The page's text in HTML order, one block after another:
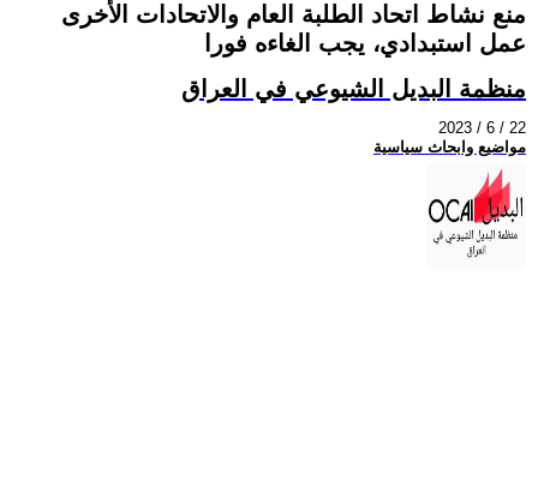
منع نشاط اتحاد الطلبة العام والاتحادات الأخرى
عمل استبدادي، يجب الغاءه فورا
منظمة البديل الشيوعي في العراق
2023 / 6 / 22
مواضيع وابحاث سياسية